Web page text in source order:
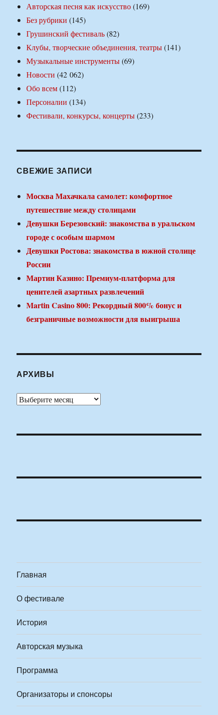
Авторская песня как искусство(169)
Без рубрики (145)
Грушинский фестиваль(82)
Клубы, творческие объединения, театры(141)
Музыкальные инструменты(69)
Новости (42 062)
Обо всем(112)
Персоналии (134)
Фестивали, конкурсы, концерты(233)
СВЕЖИЕ ЗАПИСИ
Москва Махачкала самолет: комфортное
путешествие между столицами
Девушки Березовский: знакомства в уральском
городе с особым шармом
Девушки Ростова: знакомства в южной столице
России
Мартин Казино: Премиум-платформа для
ценителей азартных развлечений
Martin Casino 800: Рекордный 800% бонус и
безграничные возможности для выигрыша
АРХИВЫ
Архивы
Главная
О фестивале
История
Авторская музыка
Программа
Организаторы и спонсоры